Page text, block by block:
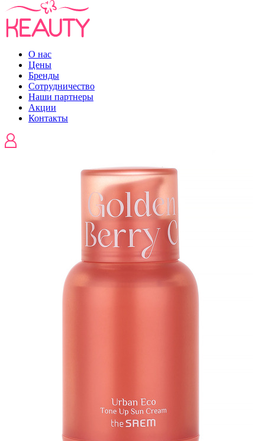
О нас
Цены
Бренды
Сотрудничество
Наши партнеры
Акции
Контакты